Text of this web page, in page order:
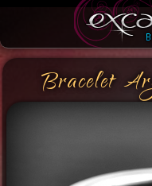
Bracelet